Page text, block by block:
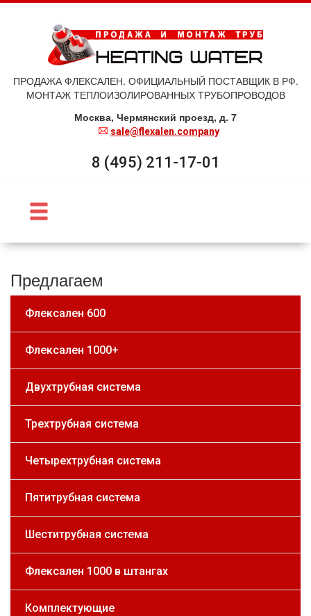
ПРОДАЖА ФЛЕКСАЛЕН. ОФИЦИАЛЬНЫЙ ПОСТАВЩИК В РФ.
МОНТАЖ ТЕПЛОИЗОЛИРОВАННЫХ ТРУБОПРОВОДОВ
Москва, Чермянский проезд, д. 7
sale@flexalen.company
8 (495) 211-17-01
Предлагаем
Флексален 600
Флексален 1000+
Двухтрубная система
Трехтрубная система
Четырехтрубная система
Пятитрубная система
Шеститрубная система
Флексален 1000 в штангах
Комплектующие